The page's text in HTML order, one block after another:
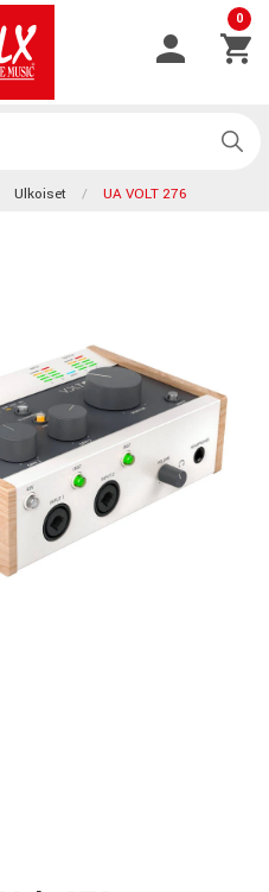
0
Ulkoiset UA VOLT 276